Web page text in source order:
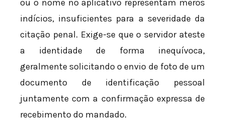
ou o nome no aplicativo representam meros
indícios, insuficientes para a severidade da
citação penal. Exige-se que o servidor ateste
a identidade de forma inequívoca,
geralmente solicitando o envio de foto de um
documento de identificação pessoal
juntamente com a confirmação expressa de
recebimento do mandado.